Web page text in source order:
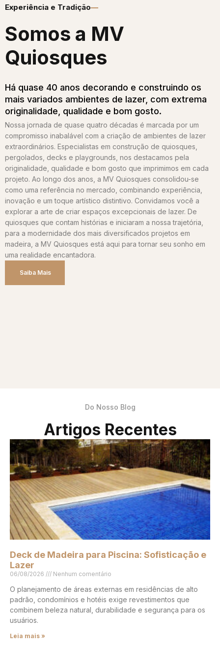
Experiência e Tradição
Somos a MV
Quiosques​
Há quase 40 anos decorando e construindo os
mais variados ambientes de lazer, com extrema
originalidade, qualidade e bom gosto.
Nossa jornada de quase quatro décadas é marcada por um
compromisso inabalável com a criação de ambientes de lazer
extraordinários. Especialistas em construção de quiosques,
pergolados, decks e playgrounds, nos destacamos pela
originalidade, qualidade e bom gosto que imprimimos em cada
projeto. Ao longo dos anos, a MV Quiosques consolidou-se
como uma referência no mercado, combinando experiência,
inovação e um toque artístico distintivo. Convidamos você a
explorar a arte de criar espaços excepcionais de lazer. De
quiosques que contam histórias e iniciaram a nossa trajetória,
para a modernidade dos mais diversificados projetos em
madeira, a MV Quiosques está aqui para tornar seu sonho em
uma realidade encantadora.
Saiba Mais
Do Nosso Blog
Artigos Recentes
Deck de Madeira para Piscina: Sofisticação e
Lazer
06/08/2026 Nenhum comentário
O planejamento de áreas externas em residências de alto
padrão, condomínios e hotéis exige revestimentos que
combinem beleza natural, durabilidade e segurança para os
usuários.
Leia mais »